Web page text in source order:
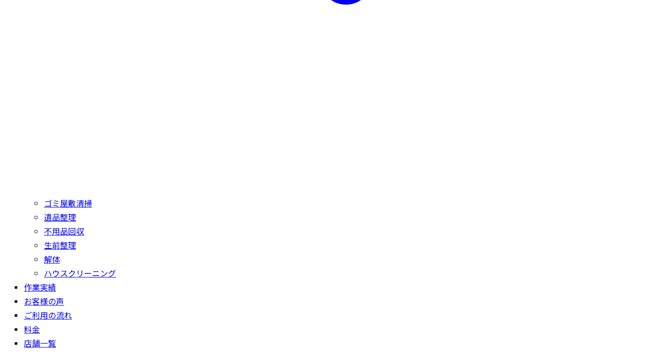
ゴミ屋敷清掃
遺品整理
不用品回収
生前整理
解体
ハウスクリーニング
作業実績
お客様の声
ご利用の流れ
料金
店舗一覧